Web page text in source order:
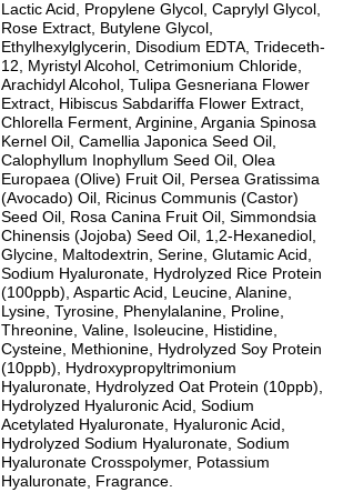
Lactic Acid, Propylene Glycol, Caprylyl Glycol,
Rose Extract, Butylene Glycol,
Ethylhexylglycerin, Disodium EDTA, Trideceth-
12, Myristyl Alcohol, Cetrimonium Chloride,
Arachidyl Alcohol, Tulipa Gesneriana Flower
Extract, Hibiscus Sabdariffa Flower Extract,
Chlorella Ferment, Arginine, Argania Spinosa
Kernel Oil, Camellia Japonica Seed Oil,
Calophyllum Inophyllum Seed Oil, Olea
Europaea (Olive) Fruit Oil, Persea Gratissima
(Avocado) Oil, Ricinus Communis (Castor)
Seed Oil, Rosa Canina Fruit Oil, Simmondsia
Chinensis (Jojoba) Seed Oil, 1,2-Hexanediol,
Glycine, Maltodextrin, Serine, Glutamic Acid,
Sodium Hyaluronate, Hydrolyzed Rice Protein
(100ppb), Aspartic Acid, Leucine, Alanine,
Lysine, Tyrosine, Phenylalanine, Proline,
Threonine, Valine, Isoleucine, Histidine,
Cysteine, Methionine, Hydrolyzed Soy Protein
(10ppb), Hydroxypropyltrimonium
Hyaluronate, Hydrolyzed Oat Protein (10ppb),
Hydrolyzed Hyaluronic Acid, Sodium
Acetylated Hyaluronate, Hyaluronic Acid,
Hydrolyzed Sodium Hyaluronate, Sodium
Hyaluronate Crosspolymer, Potassium
Hyaluronate, Fragrance.